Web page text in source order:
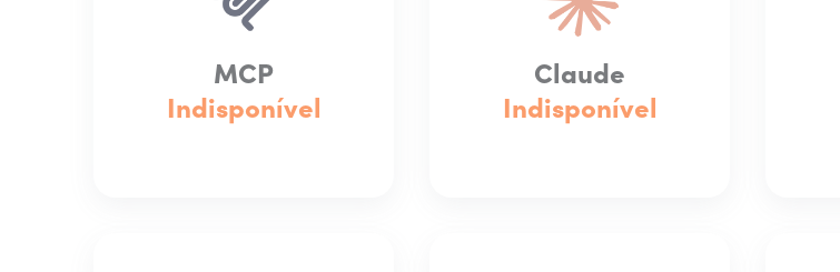
MCP
Indisponível
Claude
Indisponível